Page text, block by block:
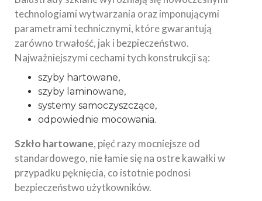
technologiami wytwarzania oraz imponującymi
parametrami technicznymi, które gwarantują
zarówno trwałość, jak i bezpieczeństwo.
Najważniejszymi cechami tych konstrukcji są:
szyby hartowane,
szyby laminowane,
systemy samoczyszczące,
odpowiednie mocowania.
Szkło hartowane, pięć razy mocniejsze od
standardowego, nie łamie się na ostre kawałki w
przypadku pęknięcia, co istotnie podnosi
bezpieczeństwo użytkowników.